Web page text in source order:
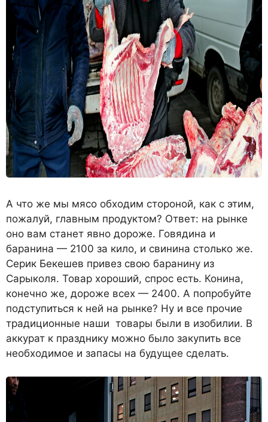
А что же мы мясо обходим стороной, как с этим,
пожалуй, главным продуктом? Ответ: на рынке
оно вам станет явно дороже. Говядина и
баранина — 2100 за кило, и свинина столько же.
Серик Бекешев привез свою баранину из
Сарыколя. Товар хороший, спрос есть. Конина,
конечно же, дороже всех — 2400. А попробуйте
подступиться к ней на рынке? Ну и все прочие
традиционные наши товары были в изобилии. В
аккурат к празднику можно было закупить все
необходимое и запасы на будущее сделать.